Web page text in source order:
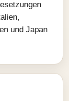
und Japan